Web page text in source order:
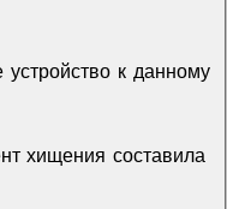
к данному
хищения составила